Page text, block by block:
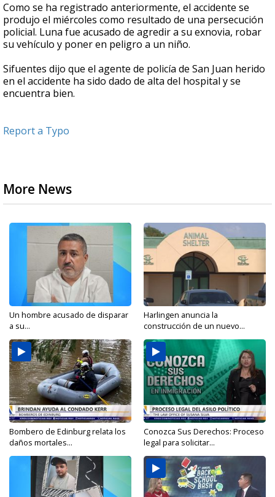
Como se ha registrado anteriormente, el accidente se
produjo el miércoles como resultado de una persecución
policial. Luna fue acusado de agredir a su exnovia, robar
su vehículo y poner en peligro a un niño.
Sifuentes dijo que el agente de policía de San Juan herido
en el accidente ha sido dado de alta del hospital y se
encuentra bien.
Report a Typo
More News
Un hombre acusado de disparar
a su...
Harlingen anuncia la
construcción de un nuevo...
Bombero de Edinburg relata los
daños mortales...
Conozca Sus Derechos: Proceso
legal para solicitar...